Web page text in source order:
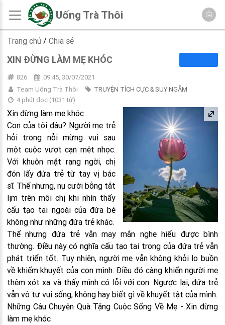
Uống Trà Thôi
Trang chủ / Chia sẻ
XIN ĐỪNG LÀM MẸ KHÓC
826
09:45, 30/07/2021
Team Uống Trà Thôi
TRUYỆN TÍCH CỰC & SUY NGẪM
4 phút đọc(1031 từ)
Xin đừng làm mẹ khóc
Con của tôi đâu? Người mẹ trẻ
hỏi trong nỗi mừng vui sau
một cuộc vượt cạn mệt nhọc.
Với khuôn mặt rạng ngời, chị
đón lấy đứa trẻ từ tay vị bác
sĩ. Thế nhưng, nụ cười bỗng tắt
lịm trên môi chị khi nhìn thấy
cấu tạo tai ngoài của đứa bé
không như những đứa trẻ khác.
Thế nhưng đứa trẻ vẫn may mắn nghe hiểu được bình
thường. Điều này có nghĩa cấu tạo tai trong của đứa trẻ vẫn
phát triển tốt. Tuy nhiên, người mẹ vẫn không khỏi lo buồn
về khiếm khuyết của con mình. Điều đó càng khiến người mẹ
thêm xót xa và thấy mình có lỗi với con. Ngược lại, đứa trẻ
vẫn vô tư vui sống, không hay biết gì về khuyết tật của mình.
Những Câu Chuyện Quà Tặng Cuộc Sống Về Mẹ - Xin đừng
làm mẹ khóc